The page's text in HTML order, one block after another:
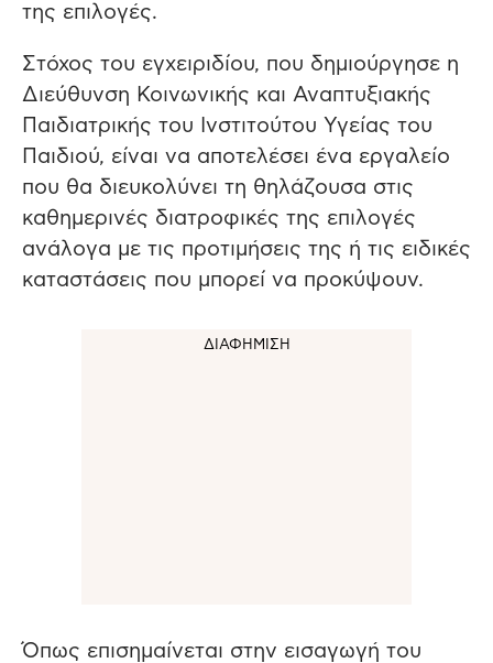
της επιλογές.
Στόχος του εγχειριδίου, που δημιούργησε η
Διεύθυνση Κοινωνικής και Αναπτυξιακής
Παιδιατρικής του Ινστιτούτου Υγείας του
Παιδιού, είναι να αποτελέσει ένα εργαλείο
που θα διευκολύνει τη θηλάζουσα στις
καθημερινές διατροφικές της επιλογές
ανάλογα με τις προτιμήσεις της ή τις ειδικές
καταστάσεις που μπορεί να προκύψουν.
Όπως επισημαίνεται στην εισαγωγή του